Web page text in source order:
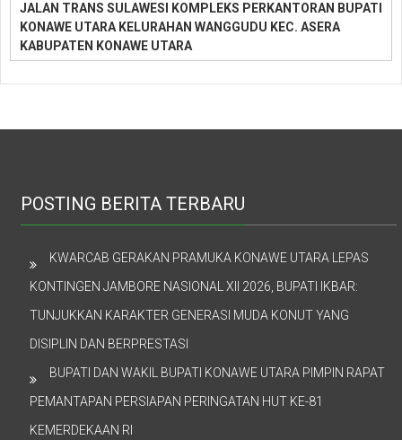
JALAN TRANS SULAWESI KOMPLEKS PERKANTORAN BUPATI
KONAWE UTARA KELURAHAN WANGGUDU KEC. ASERA
KABUPATEN KONAWE UTARA
POSTING BERITA TERBARU
KWARCAB GERAKAN PRAMUKA KONAWE UTARA LEPAS
KONTINGEN JAMBORE NASIONAL XII 2026, BUPATI IKBAR:
TUNJUKKAN KARAKTER GENERASI MUDA KONUT YANG
DISIPLIN DAN BERPRESTASI
BUPATI DAN WAKIL BUPATI KONAWE UTARA PIMPIN RAPAT
PEMANTAPAN PERSIAPAN PERINGATAN HUT KE-81
KEMERDEKAAN RI